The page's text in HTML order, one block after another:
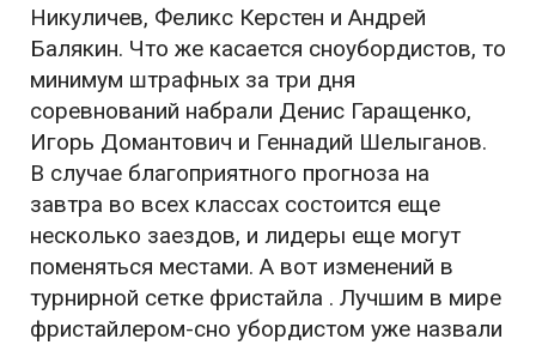
Никуличев, Феликс Керстен и Андрей
Балякин. Что же касается сноубордистов, то
минимум штрафных за три дня
соревнований набрали Денис Гаращенко,
Игорь Домантович и Геннадий Шелыганов.
В случае благоприятного прогноза на
завтра во всех классах состоится еще
несколько заездов, и лидеры еще могут
поменяться местами. А вот изменений в
турнирной сетке фристайла . Лучшим в мире
фристайлером-сно убордистом уже назвали